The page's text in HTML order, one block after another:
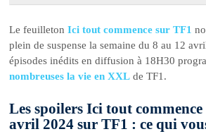
Le feuilletonIci tout commence sur TF1
plein de suspense la semaine du 8 au 12
épisodes inédits en diffusion à 18H30
nombreuses la vie en XXL de TF1.
Les spoilers Ici tout
avril 2024 sur TF1 : ce qui